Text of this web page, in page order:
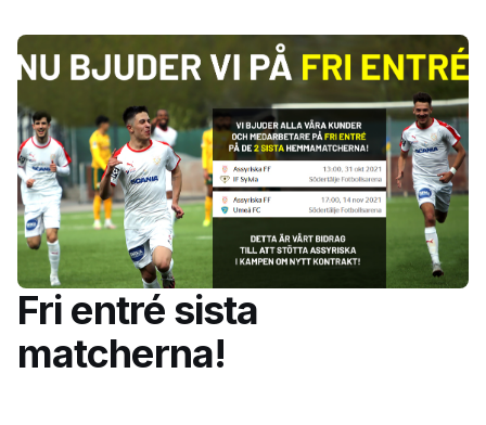
Fri entré sista
matcherna!